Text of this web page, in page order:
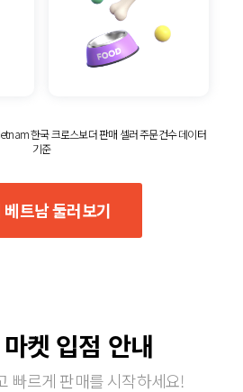
한국 크로스보더 판매 셀러 주문건수 데이터
기준
베트남 둘러보기
마켓 입점 안내
빠르게 판매를 시작하세요!